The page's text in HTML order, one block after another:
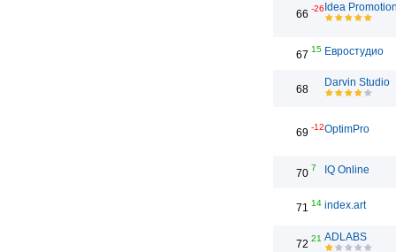
66 -26 Idea
67 15 Евростудио
68
Darvin Studio
69 -12OptimPro
70 7 IQ Online
71 14 index.art
72 21 ADLABS